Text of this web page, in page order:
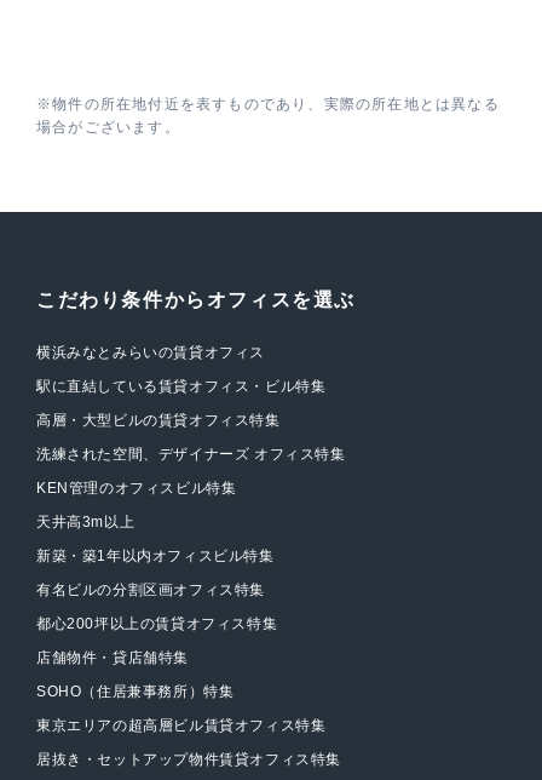
※物件の所在地付近を表すものであり、実際の所在地とは異なる
場合がございます。
こだわり条件からオフィスを選ぶ
横浜みなとみらいの賃貸オフィス
駅に直結している賃貸オフィス・ビル特集
高層・大型ビルの賃貸オフィス特集
洗練された空間、デザイナーズ オフィス特集
KEN管理のオフィスビル特集
天井高3m以上
新築・築1年以内オフィスビル特集
有名ビルの分割区画オフィス特集
都心200坪以上の賃貸オフィス特集
店舗物件・貸店舗特集
SOHO（住居兼事務所）特集
東京エリアの超高層ビル賃貸オフィス特集
居抜き・セットアップ物件賃貸オフィス特集